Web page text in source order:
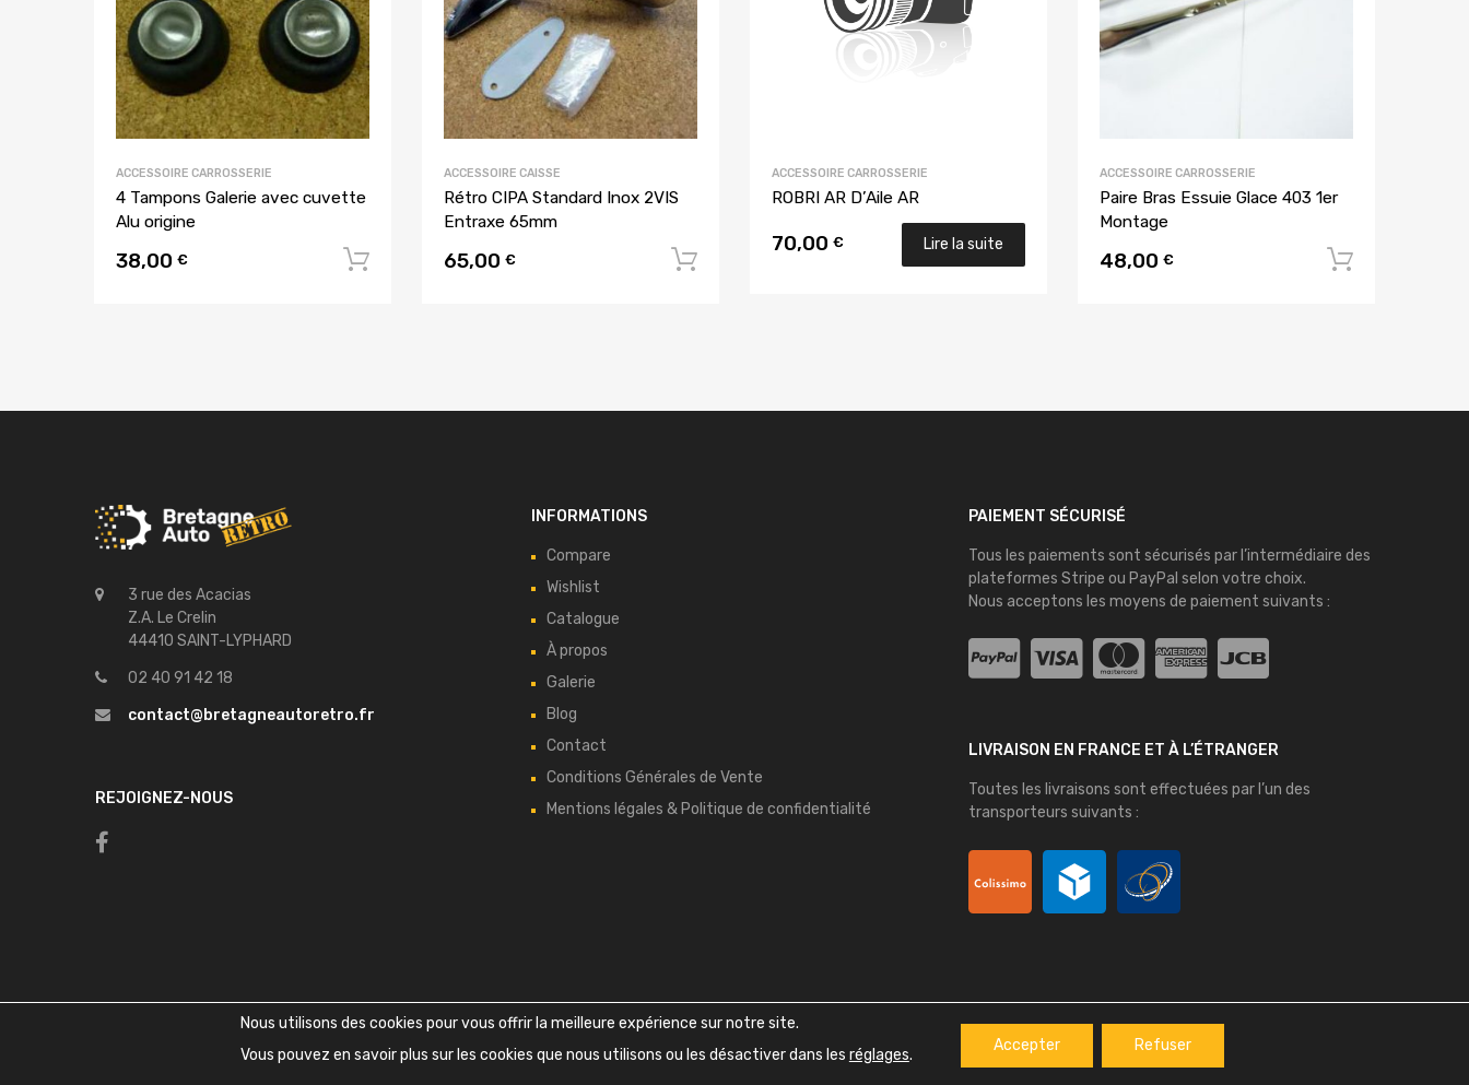
ACCESSOIRE CARROSSERIE
4 Tampons Galerie avec cuvette
Alu origine
38,00 € Ajouter au panier
ACCESSOIRE CAISSE
Rétro CIPA Standard Inox 2VIS
Entraxe 65mm
65,00 €
ACCESSOIRE CARROSSERIE
ROBRI AR D’Aile AR
70,00 € Lire la suite
ACCESSOIRE CARROSSERIE
Paire Bras Essuie Glace 403 1er
Montage
48,00 €
3 rue des Acacias
Z.A. Le Crelin
44410 SAINT-LYPHARD
02 40 91 42 18
contact@bretagneautoretro.fr
REJOIGNEZ-NOUS
INFORMATIONS
Compare
Wishlist
Catalogue
À propos
Galerie
Blog
Contact
Conditions Générales de Vente
Mentions légales & Politique de confidentialité
PAIEMENT SÉCURISÉ
Tous les paiements sont sécurisés par l’intermédiaire des
plateformes Stripe ou PayPal selon votre choix.
Nous acceptons les moyens de paiement suivants :
LIVRAISON EN FRANCE ET À L’ÉTRANGER
Toutes les livraisons sont effectuées par l’un des
transporteurs suivants :
Copyright ©2026 Bretagne Auto Retro - Tous droits réservés
DesignThemes Zone& Développement
Nous utilisons des cookies pour vous offrir la meilleure expérience sur notre site.
Vous pouvez en savoir plus sur les cookies que nous utilisons ou les désactiver dans les réglages.
Accepter Refuser